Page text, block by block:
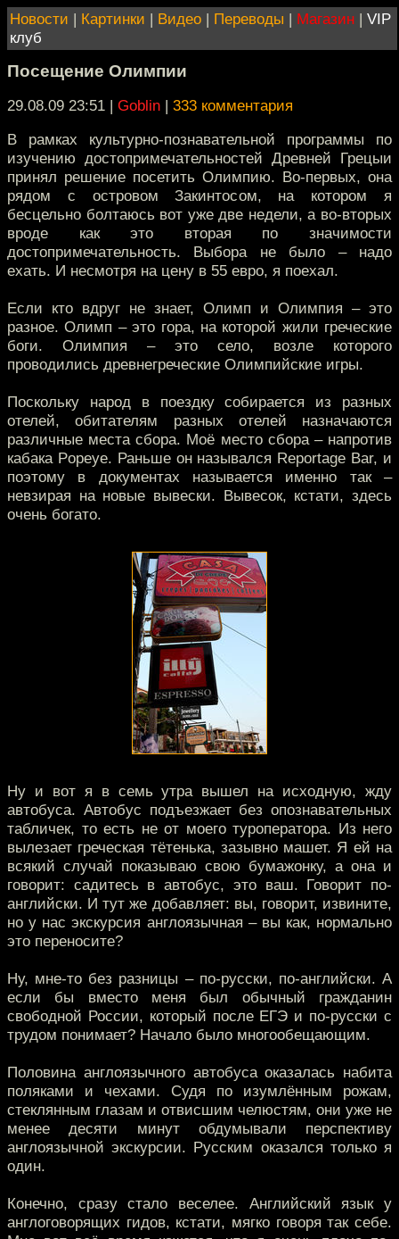
Новости | Картинки | Видео | Переводы | Магазин | VIP
клуб
Посещение Олимпии
29.08.09 23:51 | Goblin | 333 комментария
В рамках культурно-познавательной программы по
изучению достопримечательностей Древней Грецыи
принял решение посетить Олимпию. Во-первых, она
рядом с островом Закинтосом, на котором я
бесцельно болтаюсь вот уже две недели, а во-вторых
вроде как это вторая по значимости
достопримечательность. Выбора не было – надо
ехать. И несмотря на цену в 55 евро, я поехал.
Если кто вдруг не знает, Олимп и Олимпия – это
разное. Олимп – это гора, на которой жили греческие
боги. Олимпия – это село, возле которого
проводились древнегреческие Олимпийские игры.
Поскольку народ в поездку собирается из разных
отелей, обитателям разных отелей назначаются
различные места сбора. Моё место сбора – напротив
кабака Popeye. Раньше он назывался Reportage Bar, и
поэтому в документах называется именно так –
невзирая на новые вывески. Вывесок, кстати, здесь
очень богато.
Ну и вот я в семь утра вышел на исходную, жду
автобуса. Автобус подъезжает без опознавательных
табличек, то есть не от моего туроператора. Из него
вылезает греческая тётенька, зазывно машет. Я ей на
всякий случай показываю свою бумажонку, а она и
говорит: садитесь в автобус, это ваш. Говорит по-
английски. И тут же добавляет: вы, говорит, извините,
но у нас экскурсия англоязычная – вы как, нормально
это переносите?
Ну, мне-то без разницы – по-русски, по-английски. А
если бы вместо меня был обычный гражданин
свободной России, который после ЕГЭ и по-русски с
трудом понимает? Начало было многообещающим.
Половина англоязычного автобуса оказалась набита
поляками и чехами. Судя по изумлённым рожам,
стеклянным глазам и отвисшим челюстям, они уже не
менее десяти минут обдумывали перспективу
англоязычной экскурсии. Русским оказался только я
один.
Конечно, сразу стало веселее. Английский язык у
англоговорящих гидов, кстати, мягко говоря так себе.